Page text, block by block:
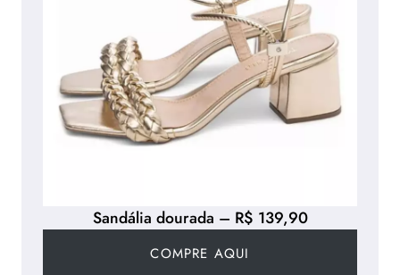
Sandália dourada – R$ 139,90
COMPRE AQUI